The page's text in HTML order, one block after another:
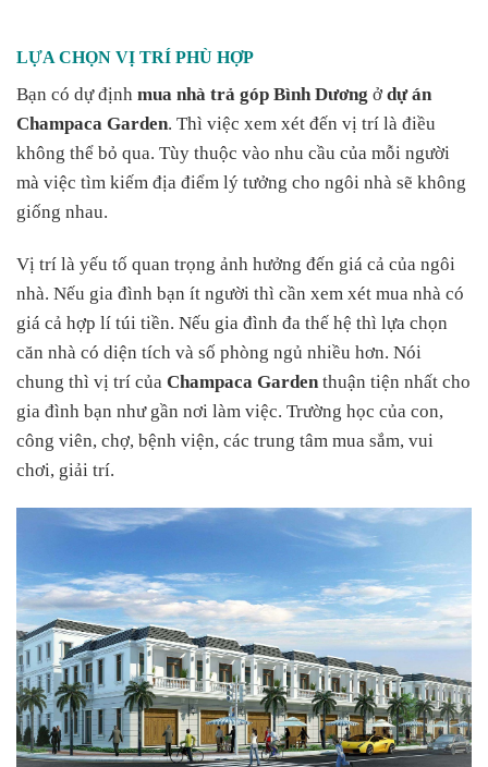
LỰA CHỌN VỊ TRÍ PHÙ HỢP
Bạn có dự định mua nhà trả góp Bình Dương ởdự án
Champaca Garden. Thì việc xem xét đến vị trí là điều
không thể bỏ qua. Tùy thuộc vào nhu cầu của mỗi người
mà việc tìm kiếm địa điểm lý tưởng cho ngôi nhà sẽ không
giống nhau.
Vị trí là yếu tố quan trọng ảnh hưởng đến giá cả của ngôi
nhà. Nếu gia đình bạn ít người thì cần xem xét mua nhà có
giá cả hợp lí túi tiền. Nếu gia đình đa thế hệ thì lựa chọn
căn nhà có diện tích và số phòng ngủ nhiều hơn. Nói
chung thì vị trí của Champaca Gardenthuận tiện nhất cho
gia đình bạn như gần nơi làm việc. Trường học của con,
công viên, chợ, bệnh viện, các trung tâm mua sắm, vui
chơi, giải trí.